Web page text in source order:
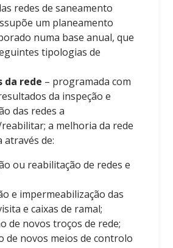
redes de saneamento
um planeamento
numa base anual, que
tipologias de
da rede – programada com
da inspeção e
das redes a
a melhoria da rede
através de:
ou reabilitação de redes e
e impermeabilização das
e caixas de ramal;
de novos troços de rede;
de novos meios de controlo